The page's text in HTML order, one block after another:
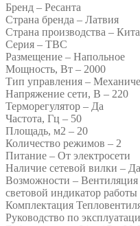
Бренд – Ресанта
Страна бренда – Латвия
Страна производства –
Серия – ТВС
Размещение – Напольное
Мощность, Вт – 2000
Тип управления –
Напряжение сети, В – 220
Терморегулятор – Да
Частота, Гц – 50
Площадь, м2 – 20
Количество режимов – 2
Питание – От электросети
Наличие сетевой вилки – Да
Возможности – Вентиляция
световой индикатор работы
Комплектация
Руководство по